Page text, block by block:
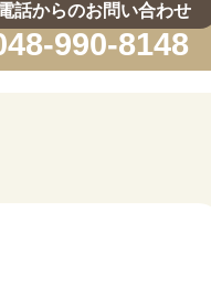
介
話からのお問い合わせ
990-8148